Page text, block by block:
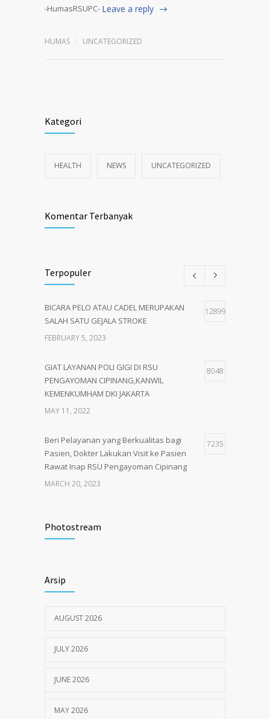
-HumasRSUPC- Leave a reply
HUMAS UNCATEGORIZED
Kategori
HEALTH NEWS UNCATEGORIZED
Komentar Terbanyak
Terpopuler
BICARA PELO ATAU CADEL MERUPAKAN
SALAH SATU GEJALA STROKE
12899
FEBRUARY 5, 2023
GIAT LAYANAN POLI GIGI DI RSU
PENGAYOMAN CIPINANG,KANWIL
KEMENKUMHAM DKI JAKARTA
8048
MAY 11, 2022
Beri Pelayanan yang Berkualitas bagi
Pasien, Dokter Lakukan Visit ke Pasien
Rawat Inap RSU Pengayoman Cipinang
7235
MARCH 20, 2023
RSU Pengayoman
Photostream
Arsip
AUGUST 2026
JULY 2026
JUNE 2026
MAY 2026